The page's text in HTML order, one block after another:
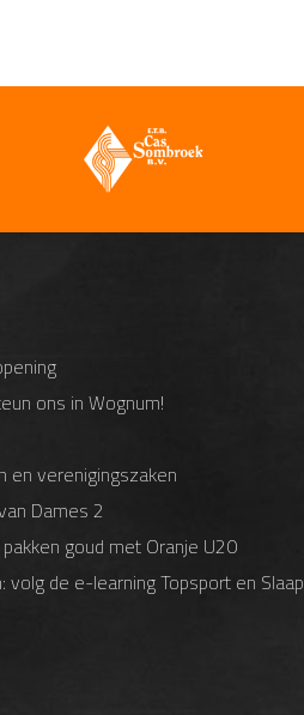
ons in Wognum!
verenigingszaken
Dames 2
goud met Oranje U20
de e-learning Topsport en Slaap